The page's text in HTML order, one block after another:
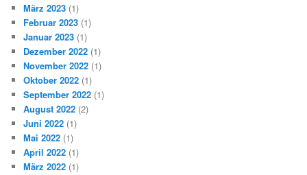
März 2023 (1)
Februar 2023 (1)
Januar 2023 (1)
Dezember 2022 (1)
November 2022 (1)
Oktober 2022 (1)
September 2022 (1)
August 2022 (2)
Juni 2022 (1)
Mai 2022 (1)
April 2022 (1)
März 2022 (1)